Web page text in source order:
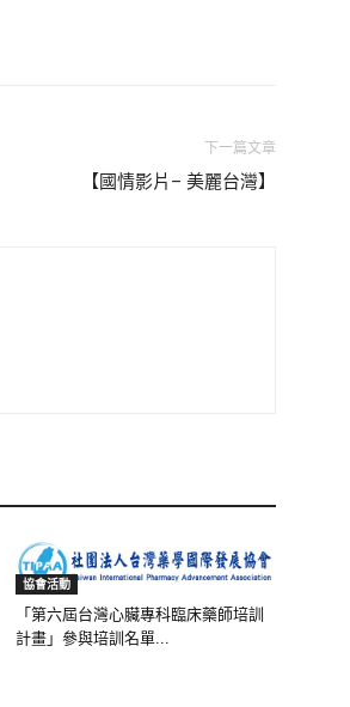
下一篇文章
【國情影片– 美麗台灣】
協會活動
「第六屆台灣心臟專科臨床藥師培訓
計畫」參與培訓名單...